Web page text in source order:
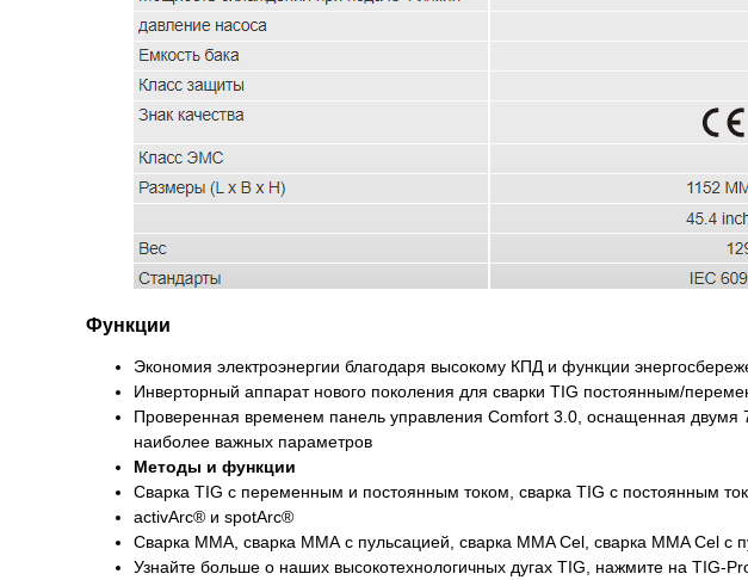
Функции
Экономия электроэнергии благодаря высокому КПД и функции
Инверторный аппарат нового поколения для сварки ТIG постоянным/
Проверенная временем панель управления Comfort 3.0, оснащенная
наиболее важных параметров
Методы и функции
Сварка TIG с переменным и постоянным током, сварка TIG с постоянным
activArc® и spotArc®
Сварка MMA, сварка ММА с пульсацией, сварка MMA Cel, сварка MMA Cel с
Узнайте больше о наших высокотехнологичных дугах TIG, нажмите на TIG-